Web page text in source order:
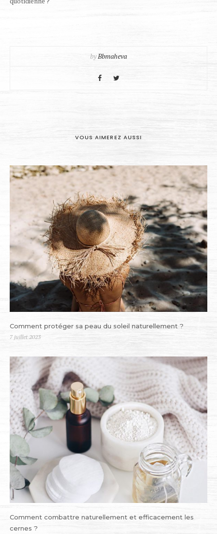
byBbmaheva
VOUS AIMEREZ AUSSI
Comment protéger sa peau du soleil naturellement ?
Publié
7 juillet 2023
Comment combattre naturellement et efficacement les
cernes ?